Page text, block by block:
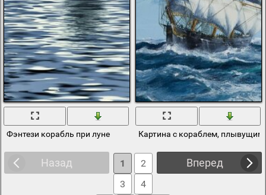
Фэнтези корабль при луне Картина с кораблем, плывущим
Назад Вперед
1
2
3
4